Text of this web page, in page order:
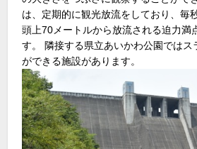
は、定期的に観光放流をしており、毎
頭上70メートルから放流される迫力満
す。 隣接する県立あいかわ公園ではス
ができる施設があります。